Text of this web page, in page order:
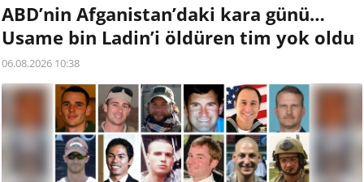
ABD’nin Afganistan’daki kara günü…
Usame bin Ladin’i öldüren tim yok oldu
06.08.2026 10:38